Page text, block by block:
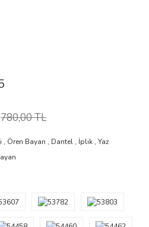
780,00 TL
, Ören Bayan , Dantel , İplik ,Yaz